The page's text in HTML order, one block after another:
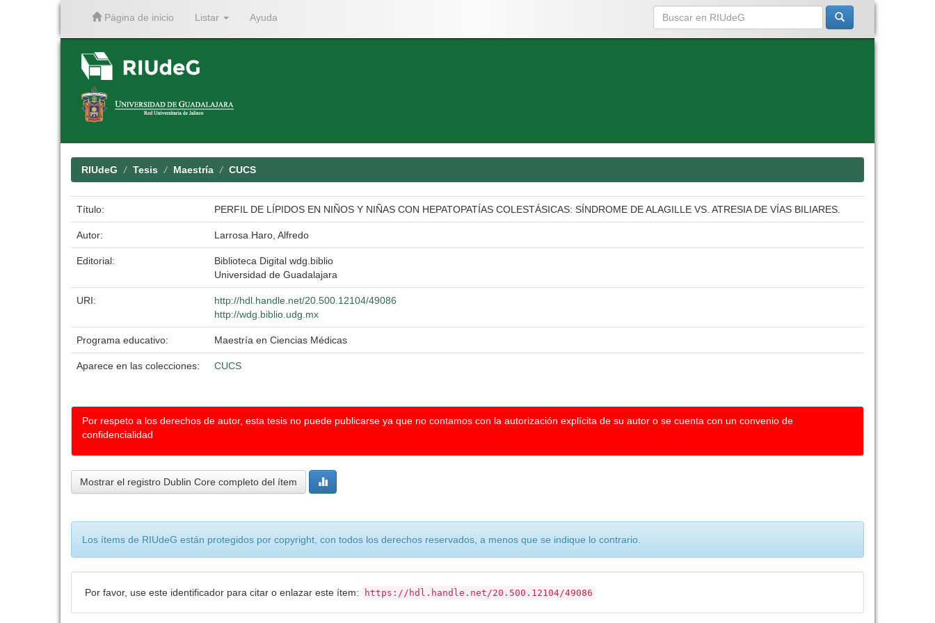
Página de inicio Listar Ayuda
RIUdeG Tesis Maestría CUCS
Título: PERFIL DE LÍPIDOS EN NIÑOS Y NIÑAS CON HEPATOPATÍAS COLESTÁSICAS: SÍNDROME DE ALAGILLE VS. ATRESIA DE VÍAS BILIARES.
Autor: Larrosa Haro, Alfredo
Editorial:
Biblioteca Digital wdg.biblio
Universidad de Guadalajara
URI:
http://hdl.handle.net/20.500.12104/49086
http://wdg.biblio.udg.mx
Programa educativo: Maestría en Ciencias Médicas
Aparece en las colecciones: CUCS
Por respeto a los derechos de autor, esta tesis no puede publicarse ya que no contamos con la autorización explícita de su autor o se cuenta con un convenio de
confidencialidad
Mostrar el registro Dublin Core completo del ítem
Los ítems de RIUdeG están protegidos por copyright, con todos los derechos reservados, a menos que se indique lo contrario.
Por favor, use este identificador para citar o enlazar este ítem: https://hdl.handle.net/20.500.12104/49086